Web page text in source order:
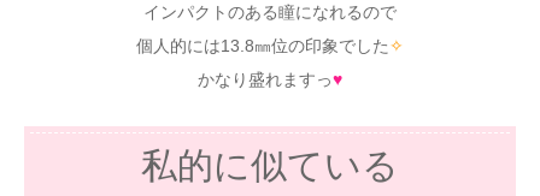
インパクトのある瞳になれるので
個人的には13.8㎜位の印象でした✧
かなり盛れますっ♥
私的に似ている